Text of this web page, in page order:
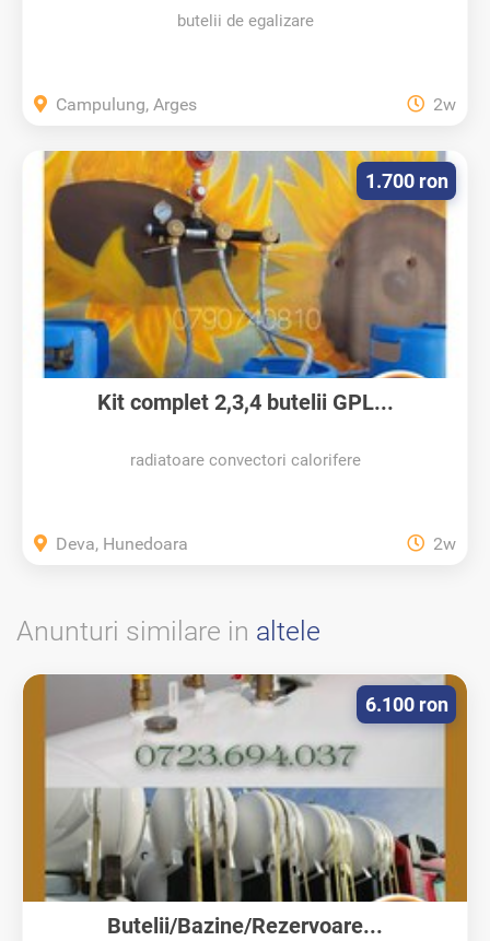
butelii de egalizare
Campulung, Arges 2w
Kit complet 2,3,4 butelii GPL...
radiatoare convectori calorifere
1.700 ron
Deva, Hunedoara 2w
Anunturi similare in altele
Butelii/Bazine/Rezervoare...
6.100 ron